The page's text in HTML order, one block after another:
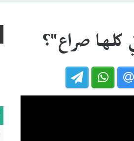
صراع"؟